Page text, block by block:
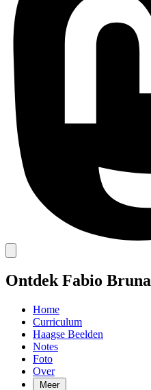
Ontdek Fabio Bruna
Home
Curriculum
Haagse Beelden
Notes
Foto
Over
Meer